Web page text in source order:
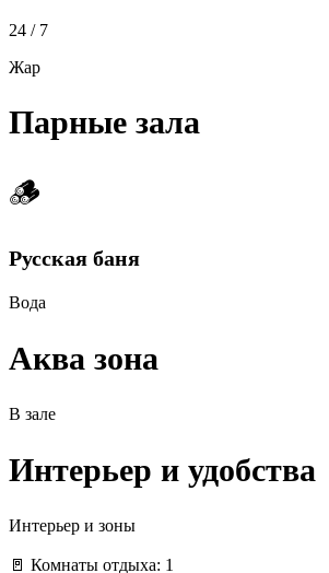
24 / 7
Жар
Парные зала
🪵
Русская баня
Вода
Аква зона
В зале
Интерьер и удобства
Интерьер и зоны
🚪 Комнаты отдыха: 1